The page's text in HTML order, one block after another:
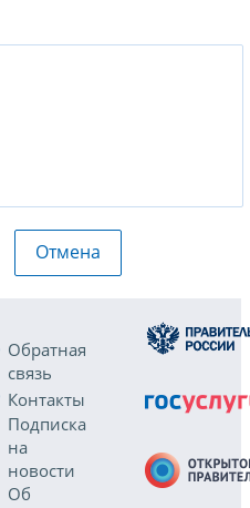
Отмена
Обратная
связь
Контакты
Подписка
на
новости
Об